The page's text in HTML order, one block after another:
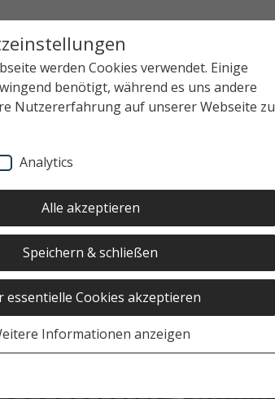
werden Cookies verwendet. Einige
benötigt, während es uns andere
Nutzererfahrung auf unserer Webseite zu
Analytics
Alle akzeptieren
Speichern & schließen
essentielle Cookies akzeptieren
Informationen anzeigen